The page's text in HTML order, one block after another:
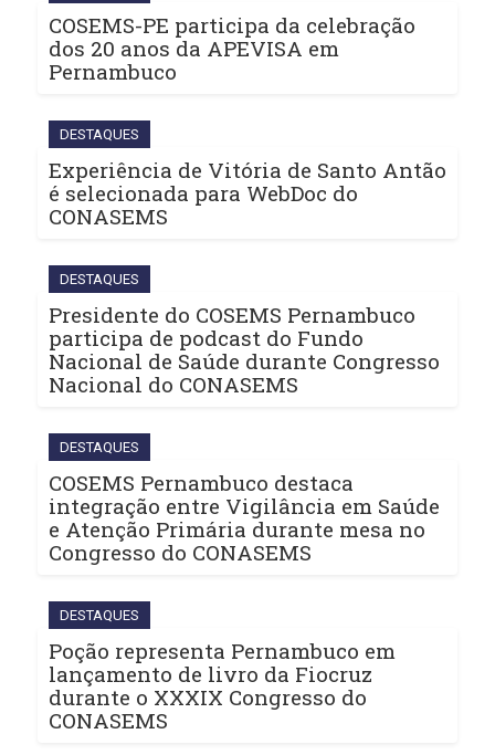
COSEMS-PE participa da celebração
dos 20 anos da APEVISA em
Pernambuco
DESTAQUES
Experiência de Vitória de Santo Antão
é selecionada para WebDoc do
CONASEMS
DESTAQUES
Presidente do COSEMS Pernambuco
participa de podcast do Fundo
Nacional de Saúde durante Congresso
Nacional do CONASEMS
DESTAQUES
COSEMS Pernambuco destaca
integração entre Vigilância em Saúde
e Atenção Primária durante mesa no
Congresso do CONASEMS
DESTAQUES
Poção representa Pernambuco em
lançamento de livro da Fiocruz
durante o XXXIX Congresso do
CONASEMS